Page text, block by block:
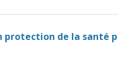
de la santé